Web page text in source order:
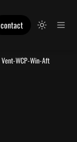
contact
Vent-WCP-Win-Aft